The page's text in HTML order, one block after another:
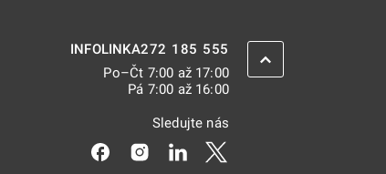
INFOLINKA272 185 555
Po–Čt 7:00 až 17:00
Pá 7:00 až 16:00
Sledujte nás
Odkaz se otevře na nové kartě
Odkaz se otevře na nové kartě
Odkaz se otevře na nové
ZPĚT NAHORU